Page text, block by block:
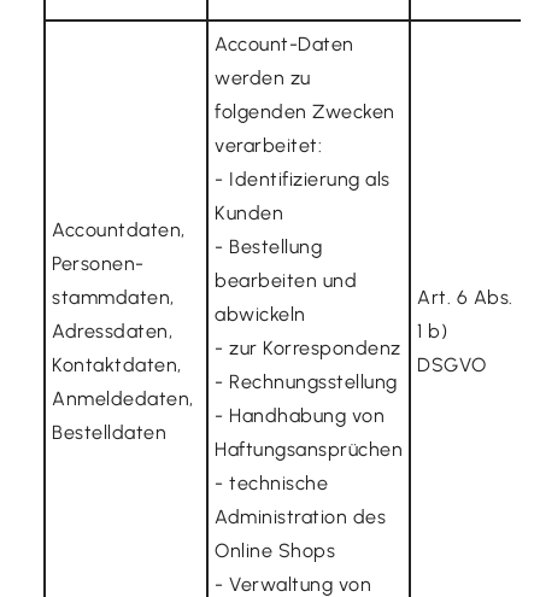
Accountdaten,
Personen­
stammdaten,
Adressdaten,
Kontaktdaten,
Anmeldedaten,
Bestelldaten
Account-Daten
werden zu
folgenden Zwecken
verarbeitet:
- Identifizierung als
Kunden
- Bestellung
bearbeiten und
abwickeln
- zur Korrespondenz
- Rechnungsstellung
- Handhabung von
Haftungsansprüchen
- technische
Administration des
Online Shops
- Verwaltung von
Art. 6 Abs.
1 b)
DSGVO